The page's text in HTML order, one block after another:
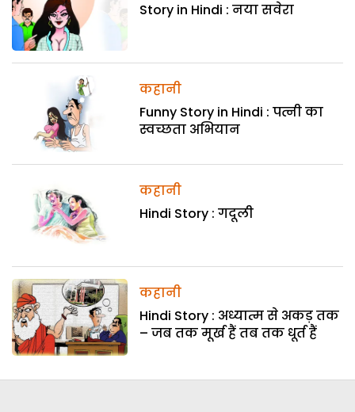
Story in Hindi : नया सवेरा
कहानी
Funny Story in Hindi : पत्नी का
स्वच्छता अभियान
कहानी
Hindi Story : गदूली
कहानी
Hindi Story : अध्यात्म से अकड़ तक
– जब तक मूर्ख हैं तब तक धूर्त हैं